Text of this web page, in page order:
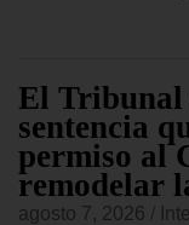
El Tribunal
sentencia
permiso al
remodelar
agosto 7, 2026